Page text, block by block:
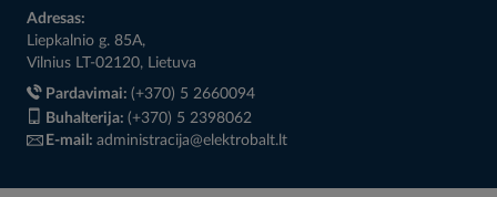
Adresas:
Liepkalnio g. 85A,
Vilnius LT-02120, Lietuva
Pardavimai: (+370) 5 2660094
Buhalterija: (+370) 5 2398062
E-mail: administracija@elektrobalt.lt